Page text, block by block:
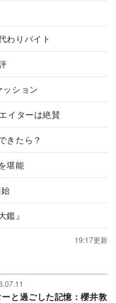
わりバイト
ッション
イターは絶賛
きたら？
堪能
鑑』
19:17更新
ーと過ごした記憶：櫻井敦